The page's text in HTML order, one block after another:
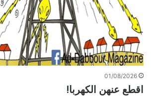
01/08/2026
اقطع عنهن الكهربا!